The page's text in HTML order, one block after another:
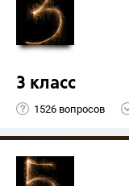
3 класс
1526 вопросов